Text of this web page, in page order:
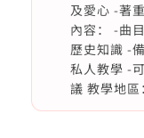
及愛心 -著
內容： -曲
歷史知識 -
私人教學 -
議 教學地